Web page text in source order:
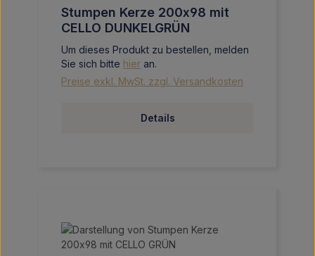
Stumpen Kerze 200x98 mit
CELLO DUNKELGRÜN
Um dieses Produkt zu bestellen, melden
Sie sich bitte hier an.
Preise exkl. MwSt. zzgl. Versandkosten
Details